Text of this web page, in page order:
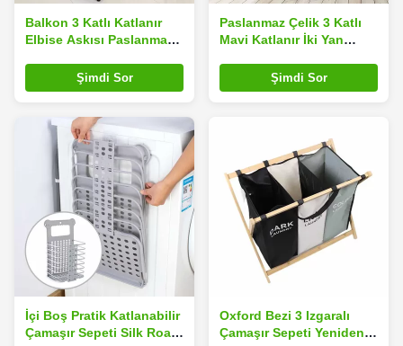
Balkon 3 Katlı Katlanır
Elbise Askısı Paslanmaz
Şimdi Sor
Paslanmaz Çelik 3 Katlı
Mavi Katlanır İki Yan
KurutmalıkŞimdi Sor
İçi Boş Pratik Katlanabilir
Çamaşır Sepeti Silk Road
Oxford Bezi 3 Izgaralı
Çamaşır Sepeti Yeniden